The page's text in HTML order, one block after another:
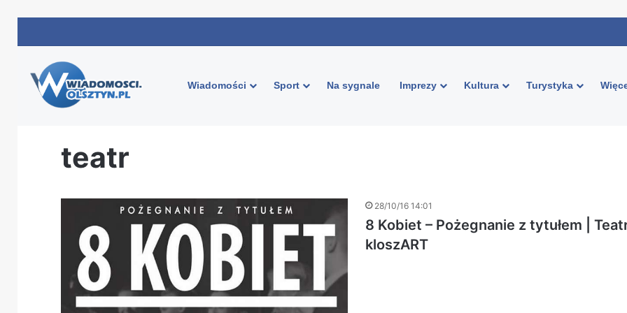
Wiadomości Sport Na sygnale Imprezy Kultura Turystyka
teatr
28/10/16 14:01
8 Kobiet – Pożegnanie z tytułem |
kloszART